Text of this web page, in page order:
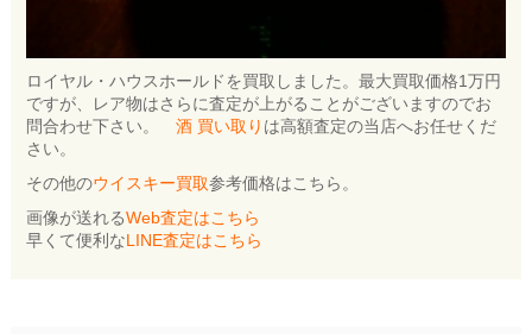
ロイヤル・ハウスホールドを買取しました。最大買取価格1万円
ですが、レア物はさらに査定が上がることがございますのでお
問合わせ下さい。 酒 買い取り は高額査定の当店へお任せくだ
さい。
その他のウイスキー買取参考価格はこちら。
画像が送れるWeb査定はこちら
早くて便利なLINE査定はこちら